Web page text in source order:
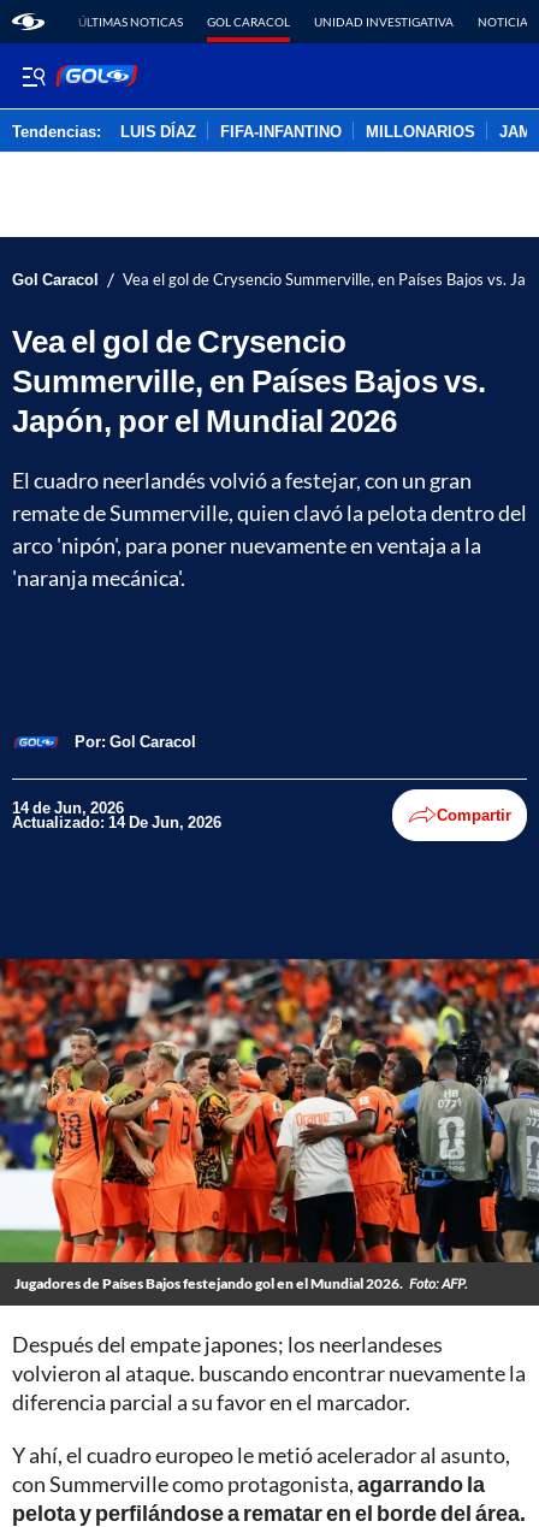
ÚLTIMAS NOTICAS GOL CARACOL UNIDAD INVESTIGATIVA NOTICIAS
Tendencias: LUIS DÍAZ FIFA-INFANTINO MILLONARIOS
Gol Caracol / Vea el gol de Crysencio Summerville, en Países Bajos vs.
Vea el gol de Crysencio
Summerville, en Países Bajos vs.
Japón, por el Mundial 2026
El cuadro neerlandés volvió a festejar, con un gran
remate de Summerville, quien clavó la pelota dentro del
arco 'nipón', para poner nuevamente en ventaja a la
'naranja mecánica'.
Por: Gol Caracol
14 de Jun, 2026
Actualizado: 14 De Jun, 2026 Compartir
Jugadores de Países Bajos festejando gol en el Mundial 2026. Foto: AFP.
Después del empate japones; los neerlandeses
volvieron al ataque. buscando encontrar nuevamente la
diferencia parcial a su favor en el marcador.
Y ahí, el cuadro europeo le metió acelerador al asunto,
con Summerville como protagonista,agarrando la
pelota y perfilándose a rematar en el borde del área.